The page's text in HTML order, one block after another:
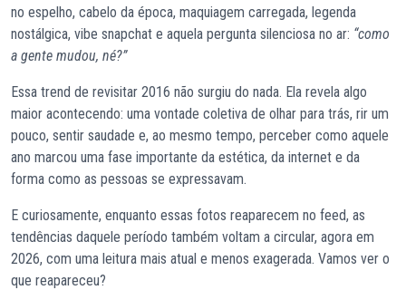
no espelho, cabelo da época, maquiagem carregada, legenda
nostálgica, vibe snapchat e aquela pergunta silenciosa no ar: “como
a gente mudou, né?”
Essa trend de revisitar 2016 não surgiu do nada. Ela revela algo
maior acontecendo: uma vontade coletiva de olhar para trás, rir um
pouco, sentir saudade e, ao mesmo tempo, perceber como aquele
ano marcou uma fase importante da estética, da internet e da
forma como as pessoas se expressavam.
E curiosamente, enquanto essas fotos reaparecem no feed, as
tendências daquele período também voltam a circular, agora em
2026, com uma leitura mais atual e menos exagerada. Vamos ver o
que reapareceu?